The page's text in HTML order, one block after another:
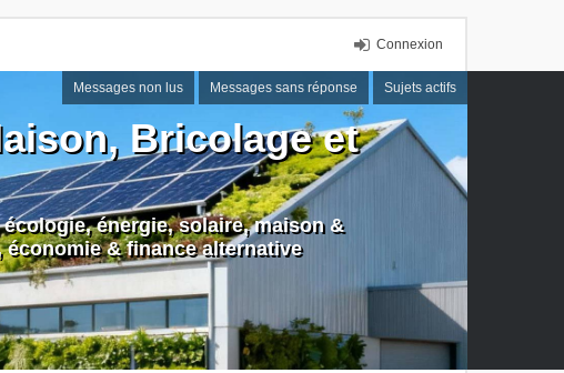
Connexion
Messages non lus Messages sans réponse Sujets actifs
Bricolage et
énergie, solaire, maison &
& finance alternative